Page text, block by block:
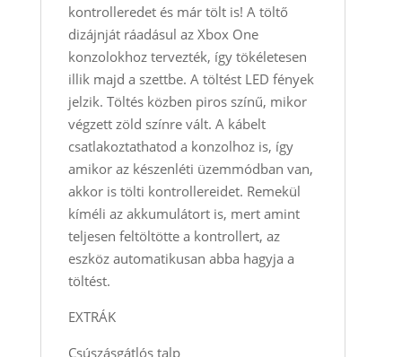
kontrolleredet és már tölt is! A töltő
dizájnját ráadásul az Xbox One
konzolokhoz tervezték, így tökéletesen
illik majd a szettbe. A töltést LED fények
jelzik. Töltés közben piros színű, mikor
végzett zöld színre vált. A kábelt
csatlakoztathatod a konzolhoz is, így
amikor az készenléti üzemmódban van,
akkor is tölti kontrollereidet. Remekül
kíméli az akkumulátort is, mert amint
teljesen feltöltötte a kontrollert, az
eszköz automatikusan abba hagyja a
töltést.
EXTRÁK
Csúszásgátlós talp